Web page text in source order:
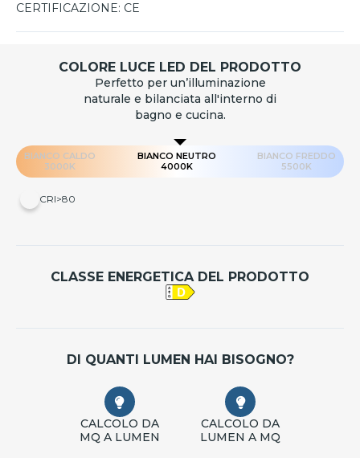
CERTIFICAZIONE: CE
COLORE LUCE LED DEL PRODOTTO
Perfetto per un’illuminazione
naturale e bilanciata all'interno di
bagno e cucina.
BIANCO CALDO
3000K
BIANCO NEUTRO
4000K
BIANCO FREDDO
5500K
CRI>80
CLASSE ENERGETICA DEL PRODOTTO
DI QUANTI LUMEN HAI BISOGNO?
CALCOLO DA
MQ A LUMEN
CALCOLO DA
LUMEN A MQ